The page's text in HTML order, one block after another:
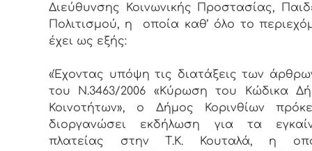
Διεύθυνσης Κοινωνικής Προστασίας,
Πολιτισμού, η οποία καθ’ όλο το
έχει ως εξής:
«Έχοντας υπόψη τις διατάξεις των
του N.3463/2006 «Κύρωση του Κώδικα
Κοινοτήτων», ο Δήμος Κορινθίων
διοργανώσει εκδήλωση για τα
πλατείας στην Τ.Κ. Κουταλά, η